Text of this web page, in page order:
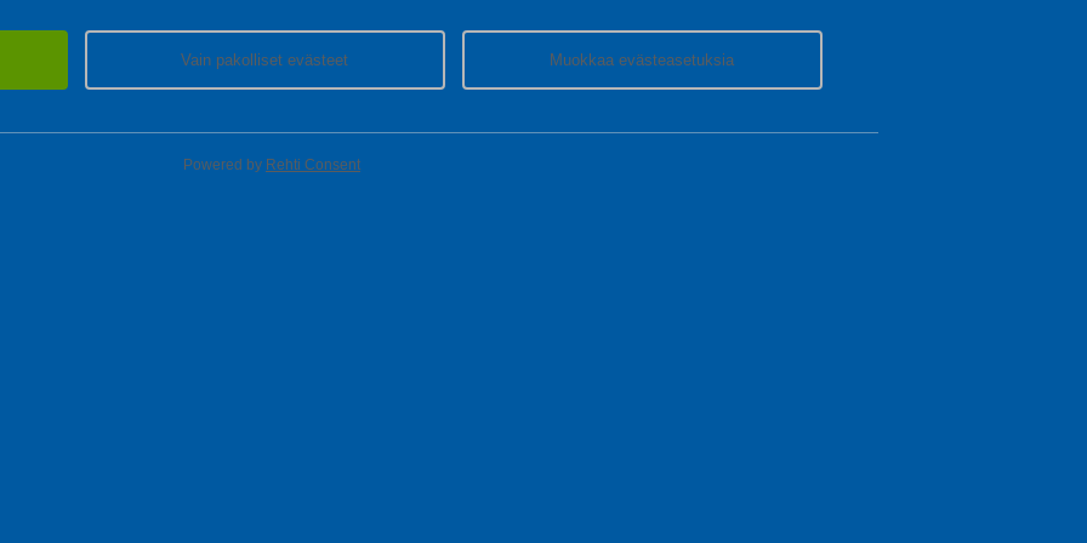
Vain pakolliset evästeet Muokkaa evästeasetuksia
Powered by Rehti Consent
täältä!